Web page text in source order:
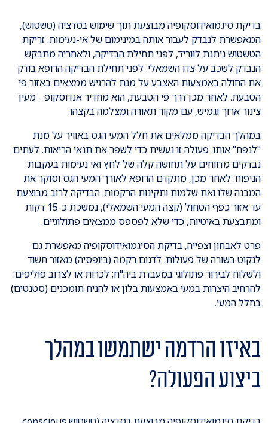
בדיקת סיגמואידוסקופיה מבוצעת תוך שימוש בסדציה (טשטוש),
המאפשרת לנבדק לעבור אותה במינימום של אי-נעימות. זריקת
הטשטוש ניתנת לווריד, לפני תחילת הבדיקה, ולאחריה מתבקש
הנבדק לשכב על צדו השמאלי. לפני תחילת הבדיקה הרופא בודק
את החולה באמצעות האצבע על מנת להרגיש ממצאים באזור פי
הטבעת. לאחר מכן דרך פי הטבעת, הוא מחדיר אנדוסקופ - מעין
צינור ארוך וגמיש, עם מקור תאורה ומצלמה בקצהו.
במהלך הבדיקה ממלאים את חלל המעי הגס באוויר על מנת
"לנפח" אותו. פעולה זו נעשית כדי לשפר את תנאי הריאות. לעתים
נבדקים מדווחים על תחושה קלה של לחץ ואי נעימות בעקבות
הניפוח. לאחר מכן, מתקדם הרופא לאורך המעי הגס וסוקר את
המבנה שלו ואת שלמות ותקינות הרקמות. הבדיקה לרוב מבוצעת
עד אזור כפף הטחול (קצה המעי השמאלי), נמשכת כ-15 דקות
ומתבצעת באיטיות, כדי שלא לפספס ממצאים פתולוגיים.
פרט לאבחון וצפייה, בדיקת הסיגמואידוסקופיה מאפשרת גם
לנקוט בשורה של פעולות: לדגום רקמה (ביופסיה) מאזור חשוד
ולשלוח לבירור פתולוגי במעבדת ביה"ח; לכרות או לצרוב פוליפים:
להרחיב היצרות במעי באמצעות בלון או להניח תומכנים (סטנטים)
בחלל המעי.
באיזו הרדמה ישתמשו במהלך
ביצוע הפעולה?